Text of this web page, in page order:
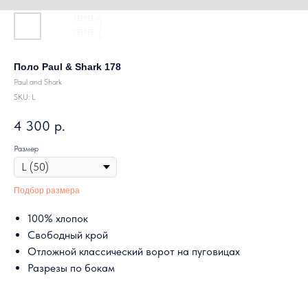
Поло Paul & Shark 178
Paul and Shark
SKU: L
4 300 р.
Размер
Подбор размера
100% хлопок
Свободный крой
Отложной классический ворот на пуговицах
Разрезы по бокам